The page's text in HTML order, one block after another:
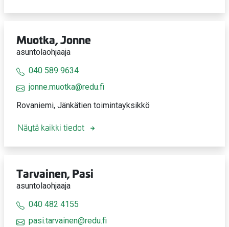
Muotka, Jonne
asuntolaohjaaja
040 589 9634
jonne.muotka@redu.fi
Rovaniemi, Jänkätien toimintayksikkö
Näytä kaikki tiedot
Tarvainen, Pasi
asuntolaohjaaja
040 482 4155
pasi.tarvainen@redu.fi